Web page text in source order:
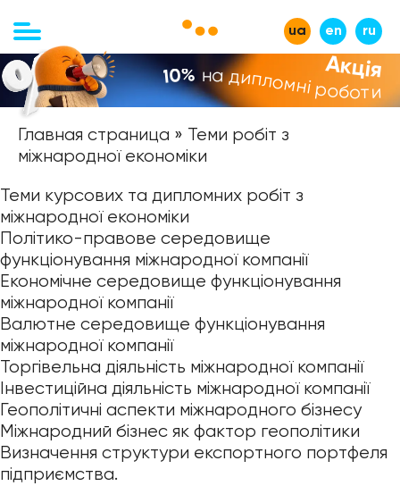
ua en ru
Акція
-10% на дипломні роботи
Главная страница » Теми робіт з
міжнародної економіки
Теми курсових та дипломних робіт з
міжнародної економіки
Політико-правове середовище
функціонування міжнародної компанії
Економічне середовище функціонування
міжнародної компанії
Валютне середовище функціонування
міжнародної компанії
Торгівельна діяльність міжнародної компанії
Інвестиційна діяльність міжнародної компанії
Геополітичні аспекти міжнародного бізнесу
Міжнародний бізнес як фактор геополітики
Визначення структури експортного портфеля
підприємства.